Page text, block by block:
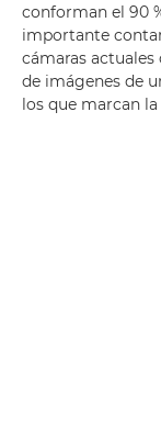
conforman el 90
importante
cámaras
de imágenes de
los que marcan